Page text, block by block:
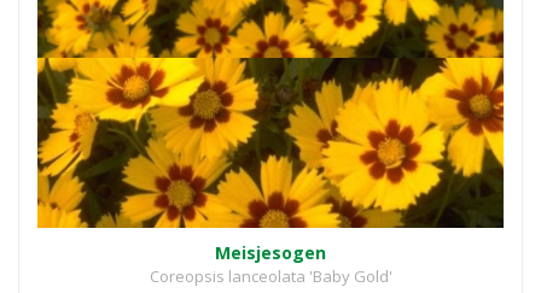
Meisjesogen
Coreopsis lanceolata 'Baby Gold'